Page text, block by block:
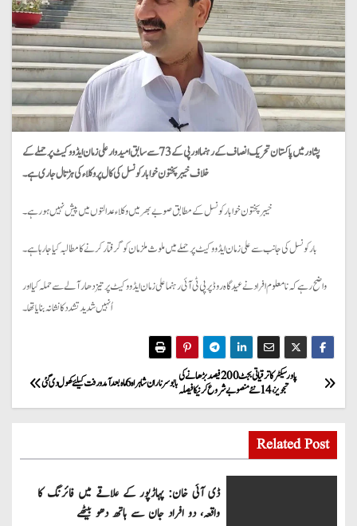
پشاور میں پاکستان تحریک انصاف کے رہنما اور پی کے 73 سے سابق امیدوار علی زمان ایڈووکیٹ پر حملے کے
خلاف خیبر پختون خوا بار کونسل کی کال پر وکلاء کی ہڑتال جاری ہے۔
خیبر پختون خوا بار کونسل کے مطابق صوبے بھر میں وکلاء عدالتوں میں پیش نہیں ہو رہے۔
بار کونسل کی جانب سے علی زمان ایڈووکیٹ پر حملے میں ملوث ملزمان کو گرفتار کرنے کا مطالبہ کیا جا رہا ہے۔
واضح رہے کہ نامعلوم افراد نے عیدگاہ روڈ پر پی ٹی آئی رہنما علی زمان ایڈووکیٹ پر تیز دھار آلے سے حملہ کیا اور
اُنہیں شدید تشدد کا نشانہ بنایا تھا۔
P
o
s
t
بابو سر ناران شاہراہ 6 ماہ بعد آمد و رفت کیلئے کھول دی گئیپاور سیکٹر کا ترقیاتی بجٹ 200 فیصد بڑھانے کی
تجویز، 14 نئے منصوبے شروع کرنیکا فیصلہ
Related Post
ڈی آئی خان: پہاڑپور کے علاقے میں فائرنگ کا
واقعہ، دو افراد جان سے ہاتھ دھو بیٹھے